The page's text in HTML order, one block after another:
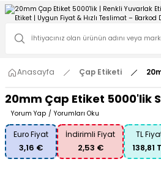
Anasayfa Çap Etiketi
20mm Çap Etiket 5000'lik
Yorum Yap / Yorumları Oku
Euro Fiyat
3,16 €
İndirimli Fiyat
2,53 €
TL
138,81